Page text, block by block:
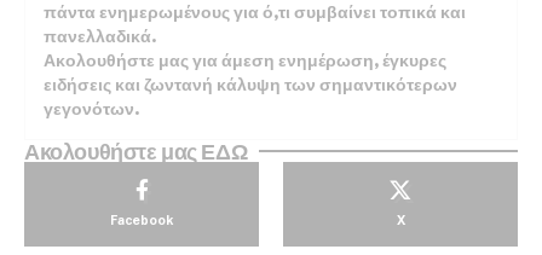
πάντα ενημερωμένους για ό,τι συμβαίνει τοπικά και
πανελλαδικά.
Ακολουθήστε μας για άμεση ενημέρωση, έγκυρες
ειδήσεις και ζωντανή κάλυψη των σημαντικότερων
γεγονότων.
Ακολουθήστε μας ΕΔΩ
Facebook X